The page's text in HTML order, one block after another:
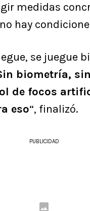
medidas
hay
se juegue
biometría,
de focos
eso“, finalizó.
PUBLICIDAD